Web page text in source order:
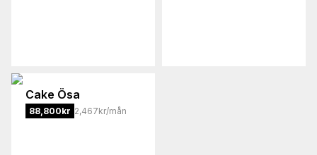
Cake Ösa
88,800kr 2,467kr/mån